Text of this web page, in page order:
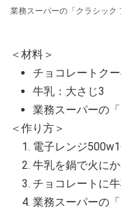
業務スーパーの「クラシック
＜材料＞
チョコレートク
牛乳：大さじ3
業務スーパーの
＜作り方＞
電子レンジ
牛乳を鍋で火にか
チョコレートに
業務スーパーの